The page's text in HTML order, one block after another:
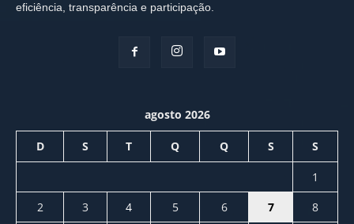
eficiência, transparência e participação.
agosto 2026
D S T Q Q S S
1
2
3 4 5 6 7
8